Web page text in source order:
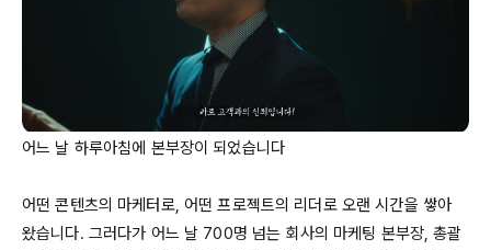
어느 날 하루아침에 본부장이 되었습니다
어떤 콘텐츠의 마케터로, 어떤 프로젝트의 리더로 오랜 시간을 쌓아
왔습니다. 그러다가 어느 날 700명 넘는 회사의 마케팅 본부장, 총괄